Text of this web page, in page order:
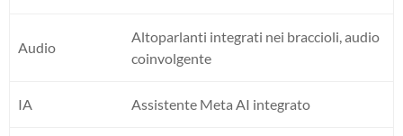
Audio
Altoparlanti integrati nei braccioli, audio
coinvolgente
IA Assistente Meta AI integrato